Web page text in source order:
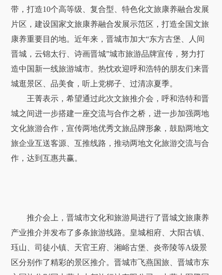
带，打造10个高等级、复合型、特色化文旅康养融合发展
片区，建设国家文旅康养融合发展示范区，打造全国文旅
康养重要目的地。近年来，晋城市加大“东方古堡、人间
晋城，云锦太行、诗画晋城”城市旅游品牌宣传，努力打
造中国新一线旅游城市。热忱欢迎呼和浩特的朋友们来晋
城逛景区、品美食，听上党梆子、过清凉夏季。
王菁表示，希望通过此次文旅推介会，呼和浩特和晋
城之间进一步搭建一座交流与合作之桥，进一步加强两地
文化旅游合作，宣传两地优秀文旅品牌形象，鼓励两地文
旅企业互送客源、互推线路，推动两地文化旅游交流与合
作，达到互惠共赢。
推介会上，晋城市文化和旅游局进行了晋城文旅康养
产业推介并发布了多条旅游线路。皇城相府、大阳古镇、
珏山、司徒小镇、天官王府、湘峪古堡、炎帝陵等A级景
区分别作了精彩的景区推介。晋城市飞燕国旅、晋城市东